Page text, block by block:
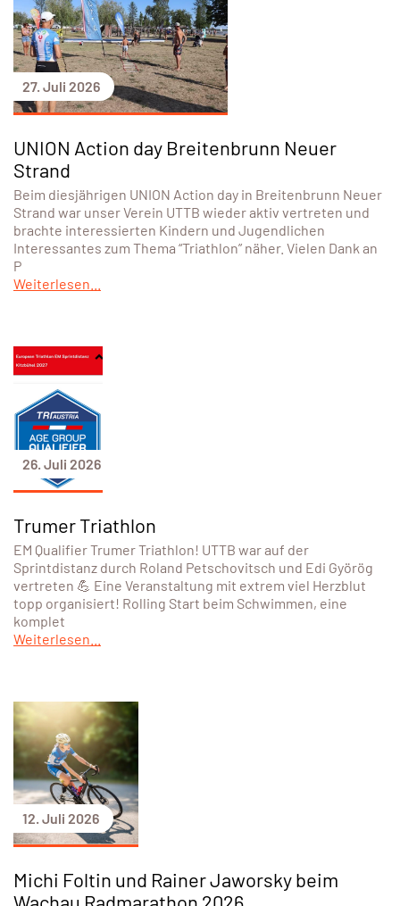
27. Juli 2026
UNION Action day Breitenbrunn Neuer
Strand
Beim diesjährigen UNION Action day in Breitenbrunn Neuer
Strand war unser Verein UTTB wieder aktiv vertreten und
brachte interessierten Kindern und Jugendlichen
Interessantes zum Thema “Triathlon” näher. Vielen Dank an
P
Weiterlesen...
26. Juli 2026
Trumer Triathlon
EM Qualifier Trumer Triathlon! UTTB war auf der
Sprintdistanz durch Roland Petschovitsch und Edi Györög
vertreten 💪 Eine Veranstaltung mit extrem viel Herzblut
topp organisiert! Rolling Start beim Schwimmen, eine
komplet
Weiterlesen...
12. Juli 2026
Michi Foltin und Rainer Jaworsky beim